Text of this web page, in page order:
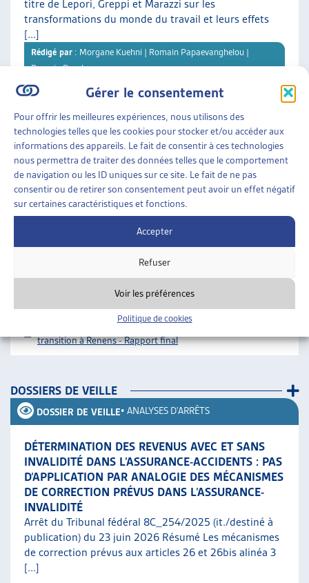
Gérer le consentement
Pour offrir les meilleures expériences, nous utilisons des
technologies telles que les cookies pour stocker et/ou accéder aux
informations des appareils. Le fait de consentir à ces technologies
nous permettra de traiter des données telles que le comportement
de navigation ou les ID uniques sur ce site. Le fait de ne pas
consentir ou de retirer son consentement peut avoir un effet négatif
sur certaines caractéristiques et fonctions.
Accepter
Refuser
Voir les préférences
Politique de cookies
titre de Lepori, Greppi et Marazzi sur les
transformations du monde du travail et leurs effets
[...]
Rédigé par : Morgane Kuehni | Romain Papaevanghelou |
Romain Descloux
Téléchargement :Dossier du mois complet
DOSSIER DU MOIS• DÉCEMBRE 2025
LE LOGEMENT DE TRANSITION : UNE « CHAMBRE
À SOI » DANS LES INTERSTICES
résidentielle un refuge et une opportunité de
différents logements de [...]
Dossier du mois complet
transition à Renens - Rapport final
DOSSIERS DE VEILLE
DOSSIER DE VEILLE• ANALYSES D'ARRÊTS
DÉTERMINATION DES REVENUS AVEC ET SANS
INVALIDITÉ DANS L’ASSURANCE-ACCIDENTS : PAS
D’APPLICATION PAR ANALOGIE DES MÉCANISMES
DE CORRECTION PRÉVUS DANS L’ASSURANCE-
INVALIDITÉ
Arrêt du Tribunal fédéral 8C_254/2025 (it./destiné à
publication) du 23 juin 2026 Résumé Les mécanismes
de correction prévus aux articles 26 et 26bis alinéa 3
[...]